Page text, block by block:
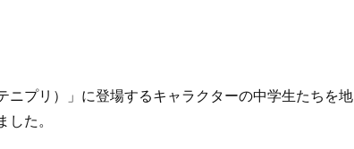
ニプリ）」に登場するキャラクターの中学生たちを地
た。